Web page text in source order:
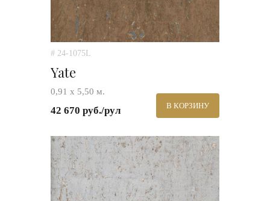
# 24-1075L
Yate
0,91 х 5,50 м.
42 670 руб./рул В КОРЗИНУ